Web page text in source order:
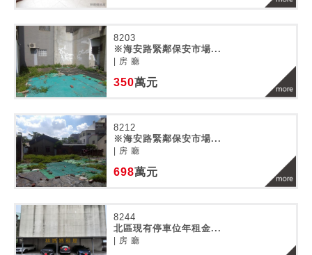
8203
※海安路緊鄰保安市場...
| 房 廳
350萬元
8212
※海安路緊鄰保安市場...
| 房 廳
698萬元
8244
北區現有停車位年租金...
| 房 廳